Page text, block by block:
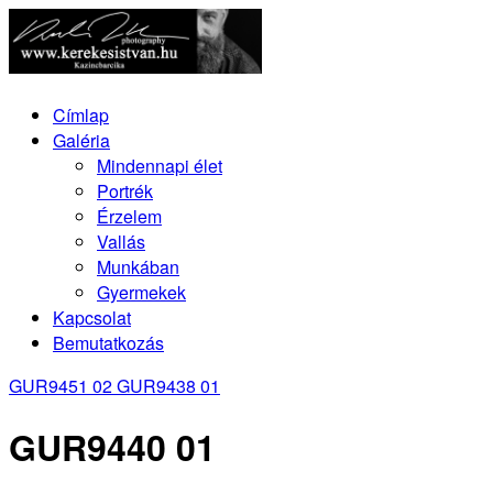
Címlap
Galéria
Mindennapi élet
Portrék
Érzelem
Vallás
Munkában
Gyermekek
Kapcsolat
Bemutatkozás
GUR9451 02GUR9438 01
GUR9440 01